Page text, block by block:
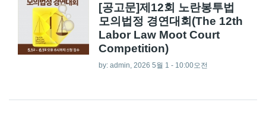
[공고문]제12회 노란봉투법
모의법정 경연대회(The 12th
Labor Law Moot Court
Competition)
by: admin , 2026 5월 1 - 10:00오전